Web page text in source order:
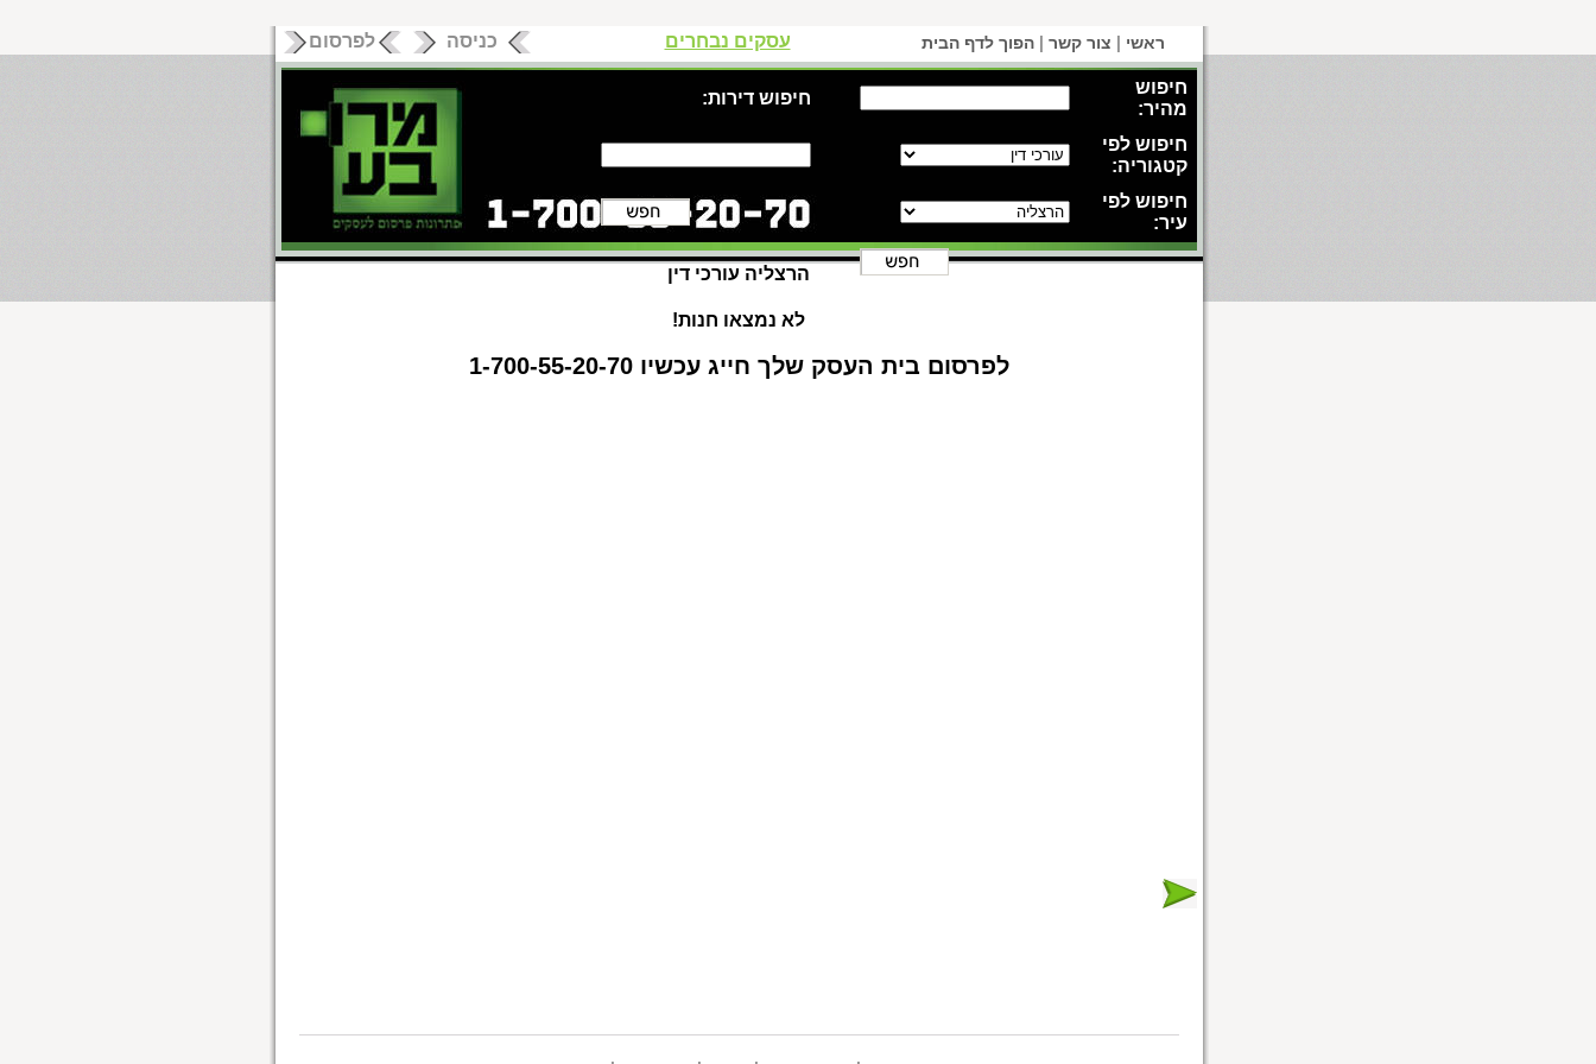
ראשי | צור קשר | הפוך לדף הבית לפרסום כניסה עסקים נבחרים
חיפוש
מהיר:
חיפוש דירות:
חיפוש לפי
קטגוריה:
חיפוש לפי
עיר:
הרצליה עורכי דין
לא נמצאו חנות!
לפרסום בית העסק שלך חייג עכשיו 1-700-55-20-70